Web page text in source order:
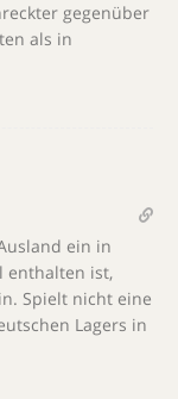
gegenüber
als in
ein in
enthalten ist,
Spielt nicht eine
Lagers in